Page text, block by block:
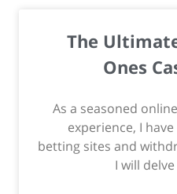
The
Ones
As a seasoned
experience, I
betting sites and
I will